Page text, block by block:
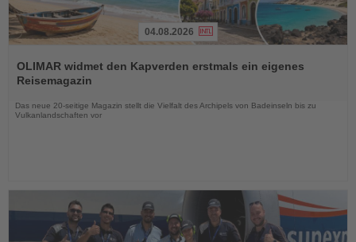
Sie
die
Nachrichten
04.08.2026
OLIMAR widmet den Kapverden erstmals ein eigenes
Reisemagazin
Das neue 20-seitige Magazin stellt die Vielfalt des Archipels von Badeinseln bis zu
Vulkanlandschaften vor